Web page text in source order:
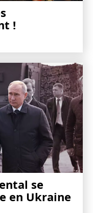
!
se
en Ukraine